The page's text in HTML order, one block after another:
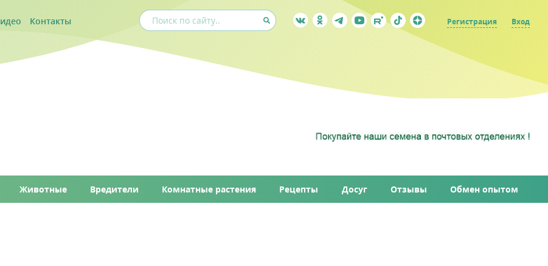
Контакты Регистрация Вход
Животные Вредители Комнатные растения Рецепты Досуг Отзывы Обмен опытом